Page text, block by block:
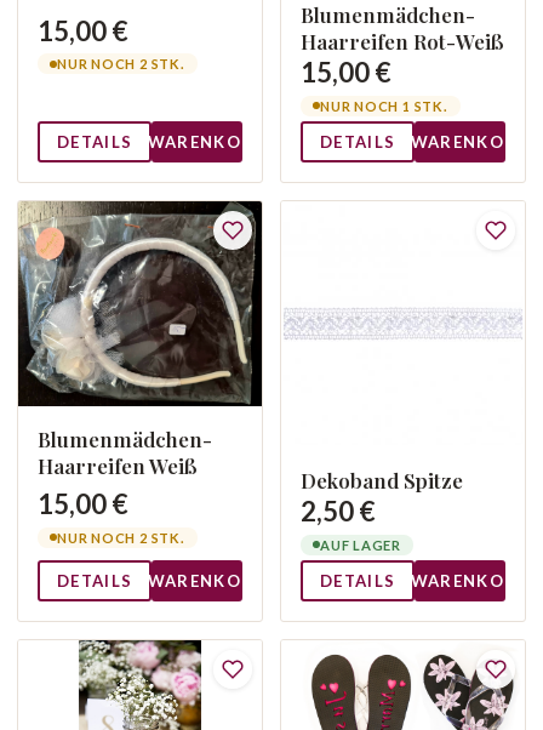
15,00 €
NUR NOCH 2 STK.
DETAILS WARENKORB
Blumenmädchen-
Haarreifen Rot-Weiß
15,00 €
NUR NOCH 1 STK.
DETAILS WARENKORB
Blumenmädchen-
Haarreifen Weiß
15,00 €
NUR NOCH 2 STK.
DETAILS WARENKORB
Dekoband Spitze
2,50 €
AUF LAGER
DETAILS WARENKORB